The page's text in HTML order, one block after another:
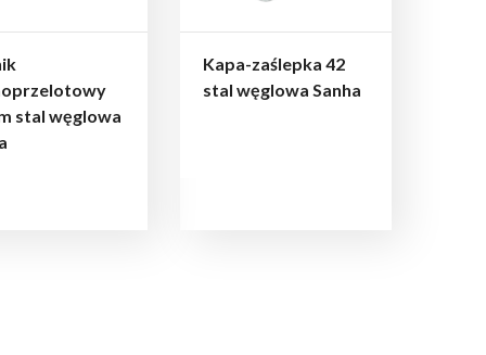
stal węglowa
Kapa-zaślepka 42
stal węglowa Sanha